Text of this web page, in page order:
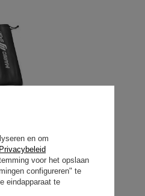
-
en om
Privacybeleid
voor het opslaan
configureren" te
eindapparaat te